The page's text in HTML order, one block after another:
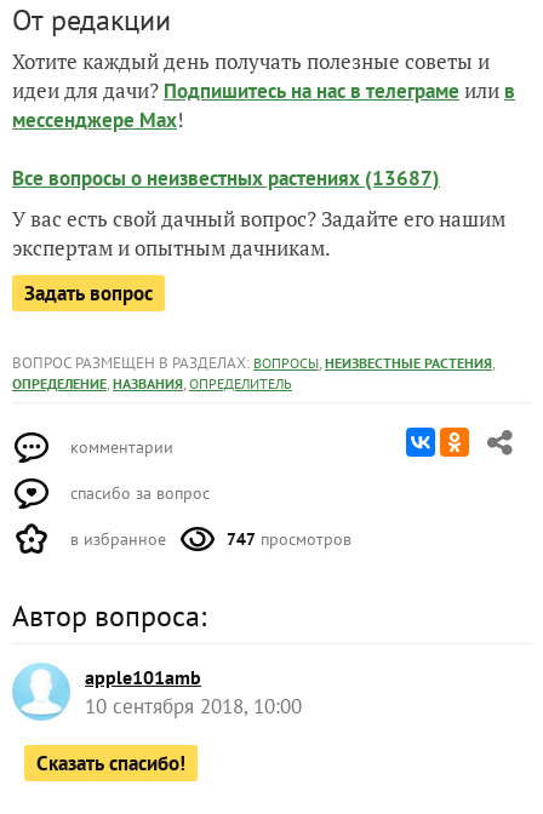
От редакции
Хотите каждый день получать полезные советы и
идеи для дачи? Подпишитесь на нас в телеграме или в
мессенджере Max!
Все вопросы о неизвестных растениях (13687)
У вас есть свой дачный вопрос? Задайте его нашим
экспертам и опытным дачникам.
Задать вопрос
ВОПРОС РАЗМЕЩЕН В РАЗДЕЛАХ: ВОПРОСЫ, НЕИЗВЕСТНЫЕ РАСТЕНИЯ,
ОПРЕДЕЛЕНИЕ, НАЗВАНИЯ, ОПРЕДЕЛИТЕЛЬ
комментарии
спасибо за вопрос
в избранное 747 просмотров
Автор вопроса:
apple101amb
10 сентября 2018, 10:00
Сказать спасибо!